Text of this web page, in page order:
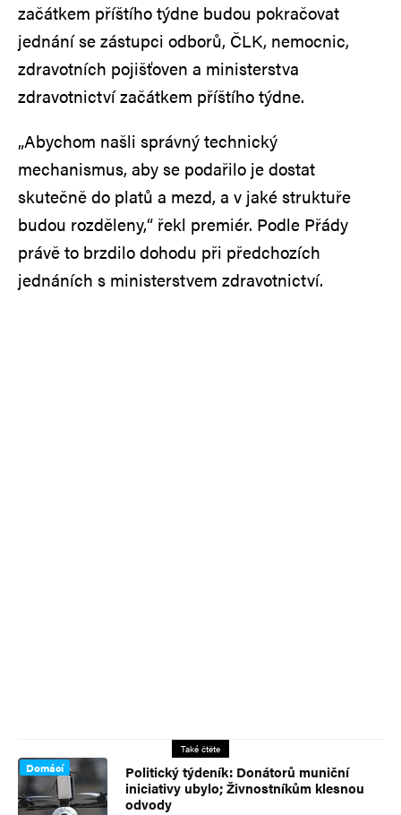
začátkem příštího týdne budou pokračovat
jednání se zástupci odborů, ČLK, nemocnic,
zdravotních pojišťoven a ministerstva
zdravotnictví začátkem příštího týdne.
„Abychom našli správný technický
mechanismus, aby se podařilo je dostat
skutečně do platů a mezd, a v jaké struktuře
budou rozděleny,“ řekl premiér. Podle Přády
právě to brzdilo dohodu při předchozích
jednáních s ministerstvem zdravotnictví.
Také čtěte
Domácí
Politický týdeník: Donátorů muniční
iniciativy ubylo; Živnostníkům klesnou
odvody